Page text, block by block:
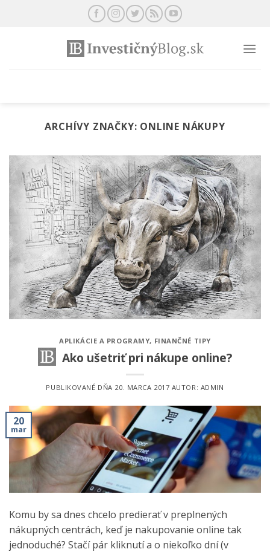
ARCHÍVY ZNAČKY: ONLINE NÁKUPY
APLIKÁCIE A PROGRAMY, FINANČNÉ TIPY
Ako ušetriť pri nákupe online?
PUBLIKOVANÉ DŇA 20. MARCA 2017 AUTOR: ADMIN
20
mar
Komu by sa dnes chcelo predierať v preplnených
nákupných centrách, keď je nakupovanie online tak
jednoduché? Stačí pár kliknutí a o niekoľko dní (v